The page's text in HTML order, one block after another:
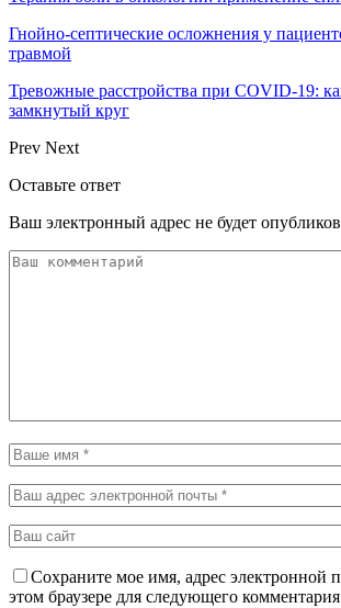
Гнойно-септические осложнения у
травмой
Тревожные расстройства при COVID-19:
замкнутый круг
Prev Next
Оставьте ответ
Ваш электронный адрес не будет
Сохраните мое имя, адрес электронной
этом браузере для следующего